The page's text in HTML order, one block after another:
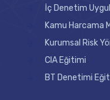
İç Denetim
Kamu Harcama
Kurumsal Risk
CIA Eğitimi
BT Denetimi